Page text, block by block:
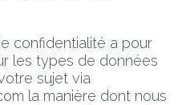
confidentialité a pour
les types de données
sujet via
la manière dont nous